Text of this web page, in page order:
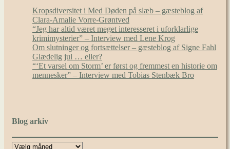
Kropsdiversitet i Med Døden på slæb – gæsteblog af
Clara-Amalie Vorre-Grøntved
“Jeg har altid været meget interesseret i uforklarlige
krimimysterier” – Interview med Lene Krog
Om slutninger og fortsættelser – gæsteblog af Signe Fahl
Glædelig jul … eller?
“‘Et varsel om Storm’ er først og fremmest en historie om
mennesker” – Interview med Tobias Stenbæk Bro
Blog arkiv